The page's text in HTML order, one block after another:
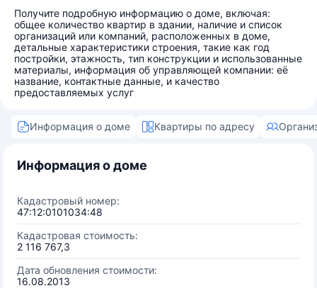
Получите подробную информацию о доме, включая:
общее количество квартир в здании, наличие и список
организаций или компаний, расположенных в доме,
детальные характеристики строения, такие как год
постройки, этажность, тип конструкции и использованные
материалы, информация об управляющей компании: её
название, контактные данные, и качество
предоставляемых услуг
Информация о доме Квартиры по адресу
Информация о доме
Кадастровый номер:
47:12:0101034:48
Кадастровая стоимость:
2 116 767,3
Дата обновления стоимости:
16.08.2013